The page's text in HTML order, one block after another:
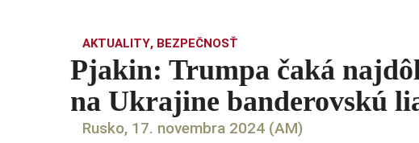
AKTUALITY, BEZPEČNOSŤ
Pjakin: Trumpa čaká
na Ukrajine banderovskú
Rusko, 17. novembra 2024 (AM)